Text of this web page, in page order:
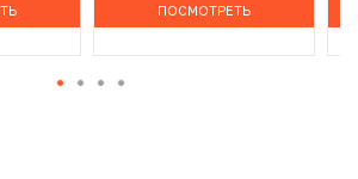
ПОСМОТРЕТЬ